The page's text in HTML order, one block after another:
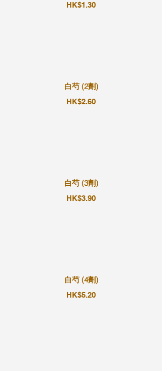
HK$1.30
白芍 (2劑)
HK$2.60
白芍 (3劑)
HK$3.90
白芍 (4劑)
HK$5.20